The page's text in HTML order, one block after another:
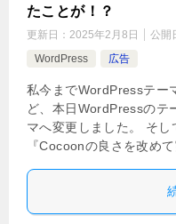
たことが！？
更新日： 2025年2月8日 公開
WordPress
広告
私今までWordPressテー
ど、本日WordPressのテ
マへ変更しました。 そし
『Cocoonの良さを改め